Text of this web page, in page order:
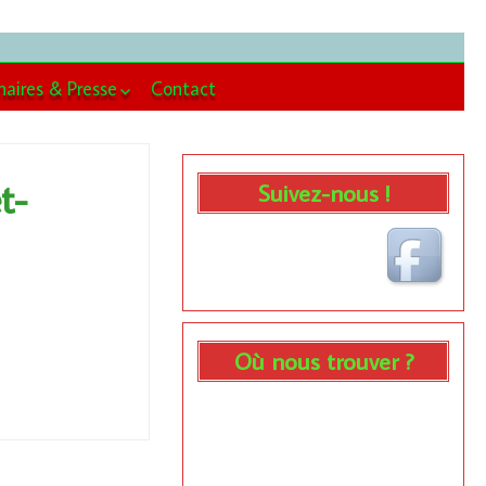
& Presse
Contact
Suivez-nous !
Où nous trouver ?